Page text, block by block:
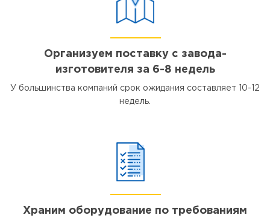
Организуем поставку с завода-
изготовителя за 6-8 недель
У большинства компаний срок ожидания составляет 10-12
недель.
Храним оборудование по требованиям